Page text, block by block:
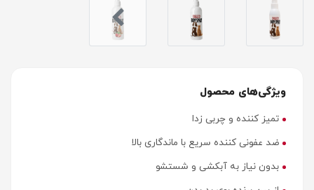
ویژگی‌های محصول
تمیز کننده و چربی زدا
ضد عفونی کننده سریع با ماندگاری بالا
بدون نیاز به آبکشی و شستشو